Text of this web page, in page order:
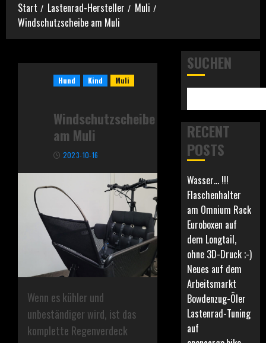
Start Lastenrad-Hersteller
Muli
Windschutzscheibe am Muli
Hund Kind Muli
Windschutzscheibe
am Muli
2023-10-16
Wenn es kühler und
unbeständiger wird, ist das
komplette Regenverdeck
SUCHEN
RECENT
POSTS
Wasser… !!!
Flaschenhalter
am Omnium Rack
Euroboxen auf
dem Longtail,
ohne 3D-Druck ;-)
Neues auf dem
Arbeitsmarkt
Bowdenzug-Öler
Lastenrad-Tuning
auf